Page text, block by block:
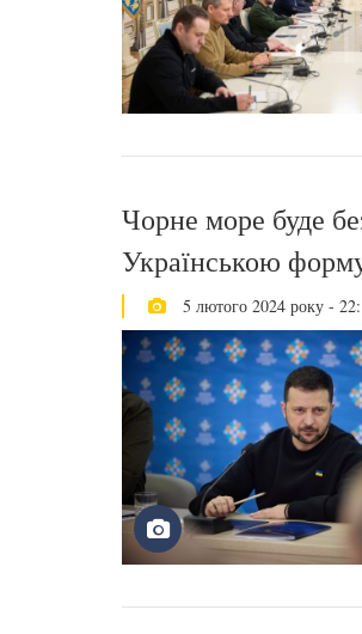
Чорне море буде
Українською
5 лютого 2024 року -